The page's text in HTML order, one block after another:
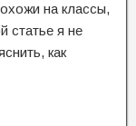
на классы,
статье я не
как